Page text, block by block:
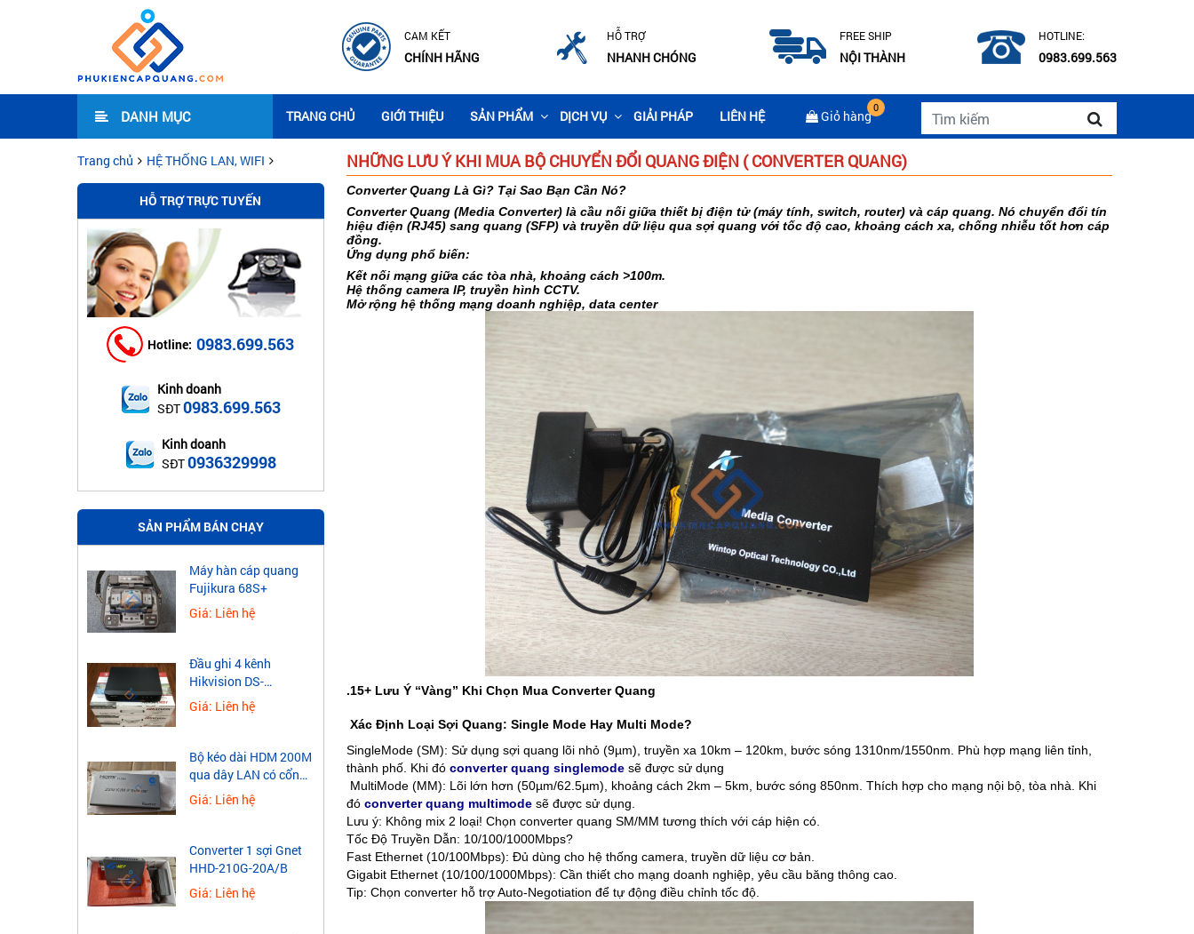
CAM KẾT
CHÍNH HÃNG
HỖ TRỢ
NHANH CHÓNG
FREE SHIP
NỘI THÀNH
HOTLINE:
0983.699.563
DANH MỤC TRANG CHỦ GIỚI THIỆU SẢN PHẨM DỊCH VỤ GIẢI PHÁP LIÊN HỆ Giỏ hàng
0
Trang chủ HỆ THỐNG LAN, WIFI
HỖ TRỢ TRỰC TUYẾN
Hotline: 0983.699.563
Kinh doanh
SĐT0983.699.563
Kinh doanh
SĐT0936329998
SẢN PHẨM BÁN CHẠY
Máy hàn cáp quang
Fujikura 68S+
Giá: Liên hệ
Đầu ghi 4 kênh
Hikvision DS-
7604NXI-K1
Giá: Liên hệ
​Bộ kéo dài HDM 200M
qua dây LAN có cổng
USB
Giá: Liên hệ
Converter 1 sợi Gnet
HHD-210G-20A/B
Giá: Liên hệ
NHỮNG LƯU Ý KHI MUA BỘ CHUYỂN ĐỔI QUANG ĐIỆN ( CONVERTER QUANG)
Converter Quang Là Gì? Tại Sao Bạn Cần Nó?
Converter Quang (Media Converter) là cầu nối giữa thiết bị điện tử (máy tính, switch, router) và cáp quang. Nó chuyển đổi tín
hiệu điện (RJ45) sang quang (SFP) và truyền dữ liệu qua sợi quang với tốc độ cao, khoảng cách xa, chống nhiễu tốt hơn cáp
đồng.
Ứng dụng phổ biến:
Kết nối mạng giữa các tòa nhà, khoảng cách >100m.
Hệ thống camera IP, truyền hình CCTV.
Mở rộng hệ thống mạng doanh nghiệp, data center
.15+ Lưu Ý “Vàng” Khi Chọn Mua Converter Quang
Xác Định Loại Sợi Quang: Single Mode Hay Multi Mode?
SingleMode (SM): Sử dụng sợi quang lõi nhỏ (9µm), truyền xa 10km – 120km, bước sóng 1310nm/1550nm. Phù hợp mạng liên tỉnh,
thành phố. Khi đó converter quang singlemodesẽ được sử dụng
MultiMode (MM): Lõi lớn hơn (50µm/62.5µm), khoảng cách 2km – 5km, bước sóng 850nm. Thích hợp cho mạng nội bộ, tòa nhà. Khi
đó converter quang multimodesẽ được sử dụng.
Lưu ý: Không mix 2 loại! Chọn converter quang SM/MM tương thích với cáp hiện có.
Tốc Độ Truyền Dẫn: 10/100/1000Mbps?
Fast Ethernet (10/100Mbps): Đủ dùng cho hệ thống camera, truyền dữ liệu cơ bản.
Gigabit Ethernet (10/100/1000Mbps): Cần thiết cho mạng doanh nghiệp, yêu cầu băng thông cao.
Tip: Chọn converter hỗ trợ Auto-Negotiation để tự động điều chỉnh tốc độ.